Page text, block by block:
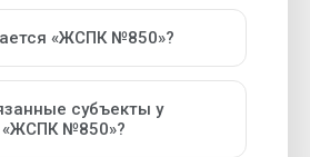
«ЖСПК №850»?
субъекты у
«ЖСПК №850»?